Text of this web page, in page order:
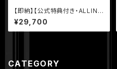
【即納】【公式特典付き・ALLIN5
体セット】【永夜刻痕】シリーズ
特6 BJD ブラインドドール
¥29,700
CATEGORY